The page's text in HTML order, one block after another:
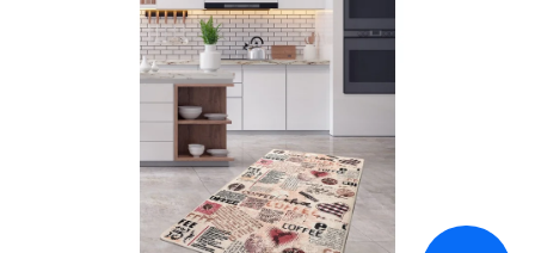
hvězdiček.